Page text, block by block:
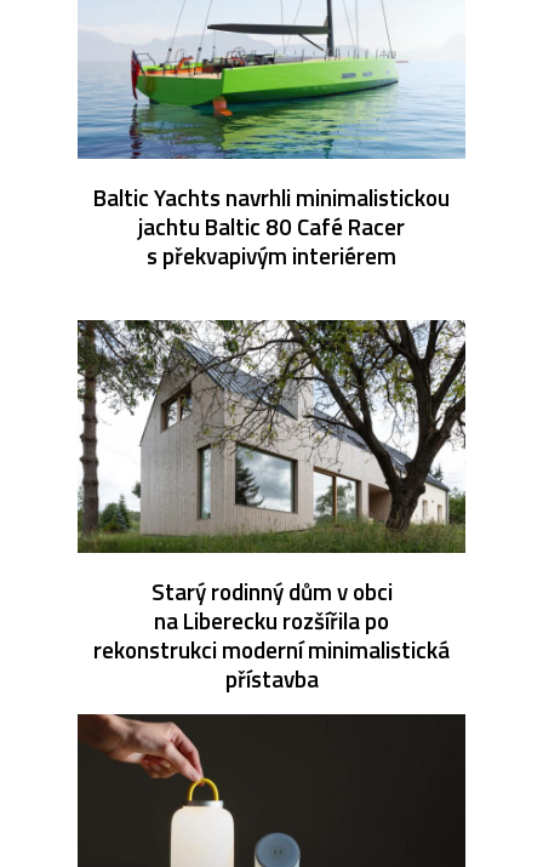
Baltic Yachts navrhli minimalistickou
jachtu Baltic 80 Café Racer
s překvapivým interiérem
Starý rodinný dům v obci
na Liberecku rozšířila po
rekonstrukci moderní minimalistická
přístavba